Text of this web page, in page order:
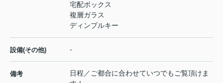
宅配ボックス
複層ガラス
ディンプルキー
設備(その他) -
備考
日程／ご都合に合わせていつでもご覧頂けま